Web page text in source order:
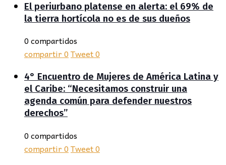
El periurbano platense en alerta: el 69% de
la tierra hortícola no es de sus dueños
0 compartidos
compartir0Tweet0
4° Encuentro de Mujeres de América Latina y
el Caribe: “Necesitamos construir una
agenda común para defender nuestros
derechos”
0 compartidos
compartir0Tweet0